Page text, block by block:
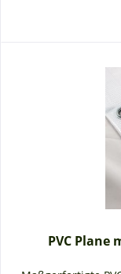
PVC Plane